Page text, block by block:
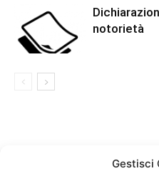
Gestisci
notorietà